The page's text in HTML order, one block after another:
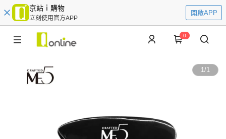
京站ｉ購物
立刻使用官方APP
開啟APP
0
1/1